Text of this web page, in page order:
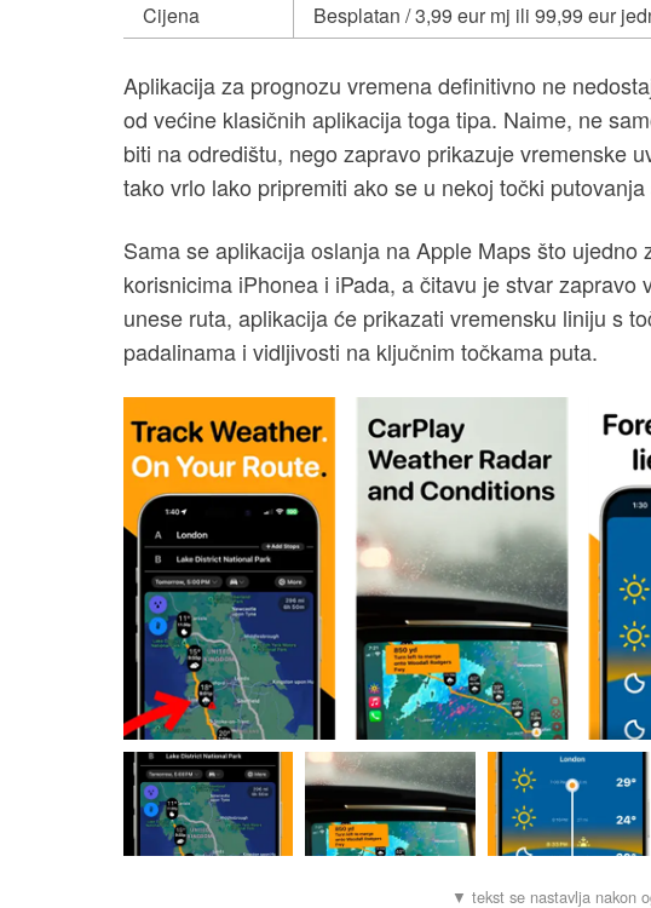
Cijena
Besplatan / 3,99 eur mj ili 99,99 eur
Aplikacija za prognozu vremena definitivno ne
od većine klasičnih aplikacija toga tipa. Naime, ne
biti na odredištu, nego zapravo prikazuje vremenske
tako vrlo lako pripremiti ako se u nekoj točki
Sama se aplikacija oslanja na Apple Maps što ujedno
korisnicima iPhonea i iPada, a čitavu je stvar
unese ruta, aplikacija će prikazati vremensku liniju s
padalinama i vidljivosti na ključnim točkama puta.